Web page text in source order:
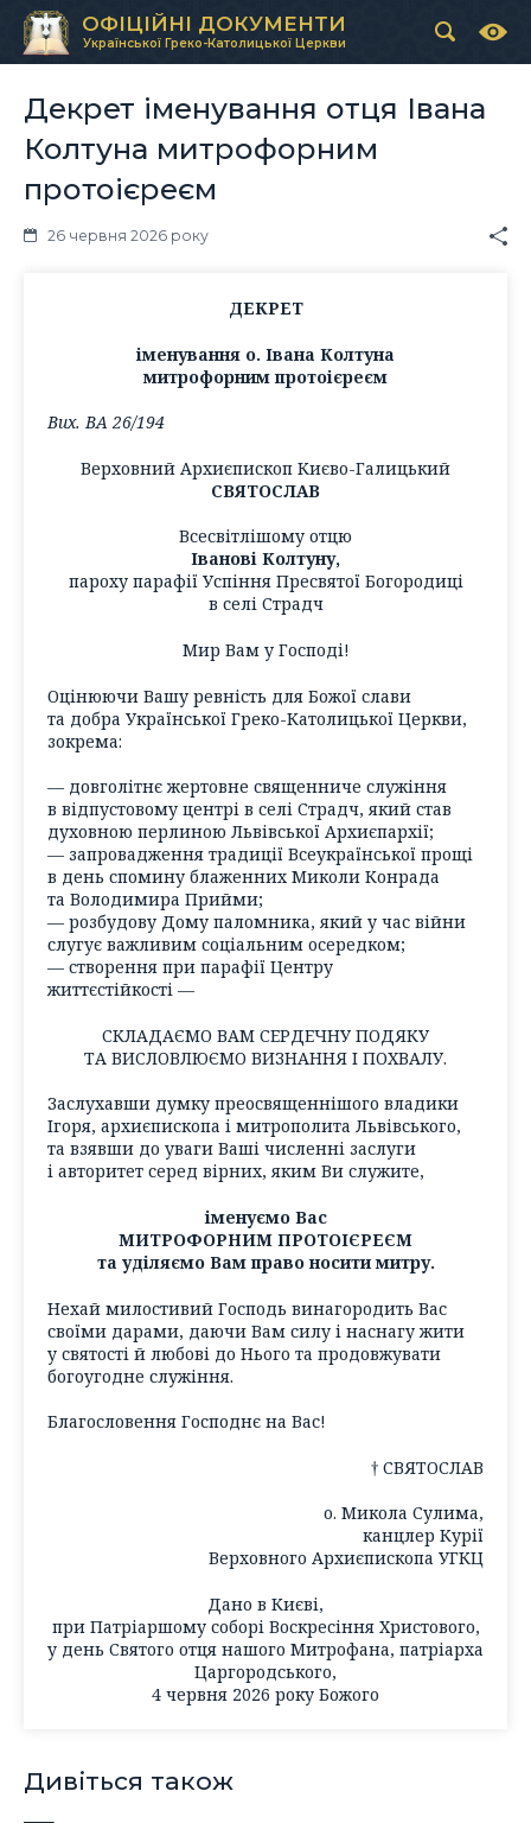
ОФІЦІЙНІ ДОКУМЕНТИ
Української Греко-Католицької Церкви
Декрет іменування отця Івана
Колтуна митрофорним
протоієреєм
26 червня 2026 року
ДЕКРЕТ
іменування о. Івана Колтуна
митрофорним протоієреєм
Вих. ВА 26/194
Верховний Архиєпископ Києво-Галицький
СВЯТОСЛАВ
Всесвітлішому отцю
Іванові Колтуну,
пароху парафії Успіння Пресвятої Богородиці
в селі Страдч
Мир Вам у Господі!
Оцінюючи Вашу ревність для Божої слави
та добра Української Греко-Католицької Церкви,
зокрема:
— довголітнє жертовне священниче служіння
в відпустовому центрі в селі Страдч, який став
духовною перлиною Львівської Архиєпархії;
— запровадження традиції Всеукраїнської прощі
в день спомину блаженних Миколи Конрада
та Володимира Прийми;
— розбудову Дому паломника, який у час війни
слугує важливим соціальним осередком;
— створення при парафії Центру
життєстійкості —
СКЛАДАЄМО ВАМ СЕРДЕЧНУ ПОДЯКУ
ТА ВИСЛОВЛЮЄМО ВИЗНАННЯ І ПОХВАЛУ.
Заслухавши думку преосвященнішого владики
Ігоря, архиєпископа і митрополита Львівського,
та взявши до уваги Ваші численні заслуги
і авторитет серед вірних, яким Ви служите,
іменуємо Вас
МИТРОФОРНИМ ПРОТОІЄРЕЄМ
та уділяємо Вам право носити митру.
Нехай милостивий Господь винагородить Вас
своїми дарами, даючи Вам силу і наснагу жити
у святості й любові до Нього та продовжувати
богоугодне служіння.
Благословення Господнє на Вас!
† СВЯТОСЛАВ
о. Микола Сулима,
канцлер Курії
Верховного Архиєпископа УГКЦ
Дано в Києві,
при Патріаршому соборі Воскресіння Христового,
у день Святого отця нашого Митрофана, патріарха
Царгородського,
4 червня 2026 року Божого
Дивіться також